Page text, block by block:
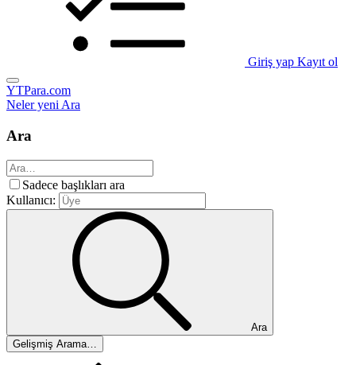
Giriş yap Kayıt ol
YTPara.com
Neler yeniAra
Ara
Sadece başlıkları ara
Kullanıcı:
Ara
Gelişmiş Arama…